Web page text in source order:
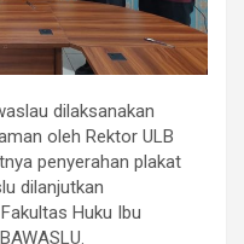
dilaksanakan
oleh Rektor ULB
penyerahan plakat
dilanjutkan
Huku Ibu